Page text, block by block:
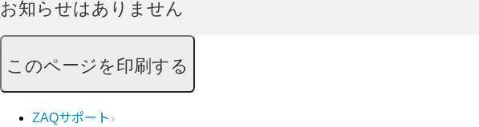
お知らせはありません
このページを印刷する
ZAQサポート